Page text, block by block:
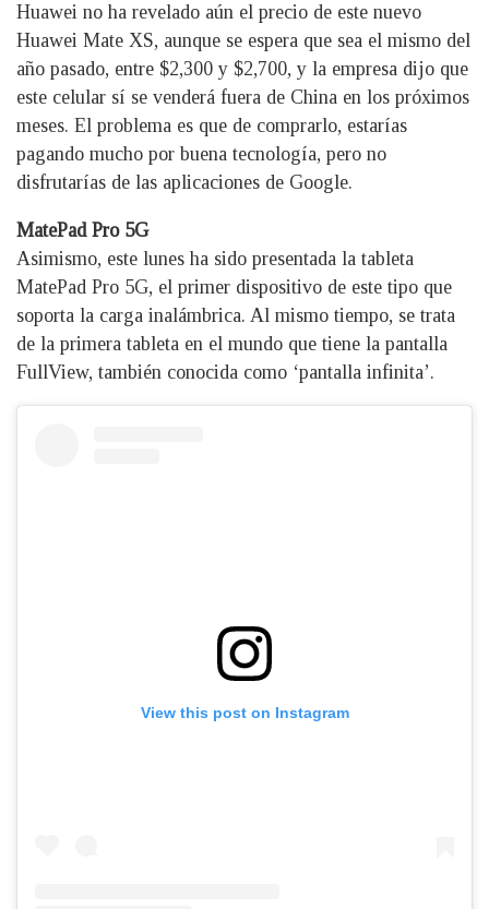
Huawei no ha revelado aún el precio de este nuevo
Huawei Mate XS, aunque se espera que sea el mismo del
año pasado, entre $2,300 y $2,700, y la empresa dijo que
este celular sí se venderá fuera de China en los próximos
meses. El problema es que de comprarlo, estarías
pagando mucho por buena tecnología, pero no
disfrutarías de las aplicaciones de Google.
MatePad Pro 5G
Asimismo, este lunes ha sido presentada la tableta
MatePad Pro 5G, el primer dispositivo de este tipo que
soporta la carga inalámbrica. Al mismo tiempo, se trata
de la primera tableta en el mundo que tiene la pantalla
FullView, también conocida como ‘pantalla infinita’.
View this post on Instagram